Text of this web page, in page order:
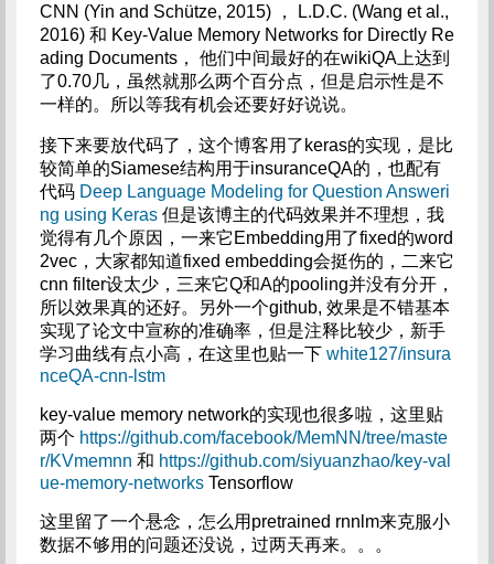
CNN (Yin and Schütze, 2015) ， L.D.C. (Wang et al.,
2016) 和 Key-Value Memory Networks for Directly Re
ading Documents， 他们中间最好的在wikiQA上达到
了0.70几，虽然就那么两个百分点，但是启示性是不
一样的。所以等我有机会还要好好说说。
接下来要放代码了，这个博客用了keras的实现，是比
较简单的Siamese结构用于insuranceQA的，也配有
代码 Deep Language Modeling for Question Answeri
ng using Keras 但是该博主的代码效果并不理想，我
觉得有几个原因，一来它Embedding用了fixed的word
2vec，大家都知道fixed embedding会挺伤的，二来它
cnn filter设太少，三来它Q和A的pooling并没有分开，
所以效果真的还好。另外一个github, 效果是不错基本
实现了论文中宣称的准确率，但是注释比较少，新手
学习曲线有点小高，在这里也贴一下 white127/insura
nceQA-cnn-lstm
key-value memory network的实现也很多啦，这里贴
两个 https://github.com/facebook/MemNN/tree/maste
r/KVmemnn 和 https://github.com/siyuanzhao/key-val
ue-memory-networks Tensorflow
这里留了一个悬念，怎么用pretrained rnnlm来克服小
数据不够用的问题还没说，过两天再来。。。